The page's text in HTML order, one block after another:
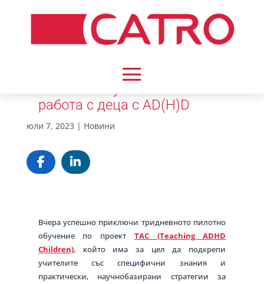
работа с деца с AD(H)D
юли 7, 2023| Новини
Вчера успешно приключи тридневното пилотно
обучение по проект TAC (Teaching ADHD
Children), който има за цел да подкрепи
учителите със специфични знания и
практически, научнобазирани стратегии за